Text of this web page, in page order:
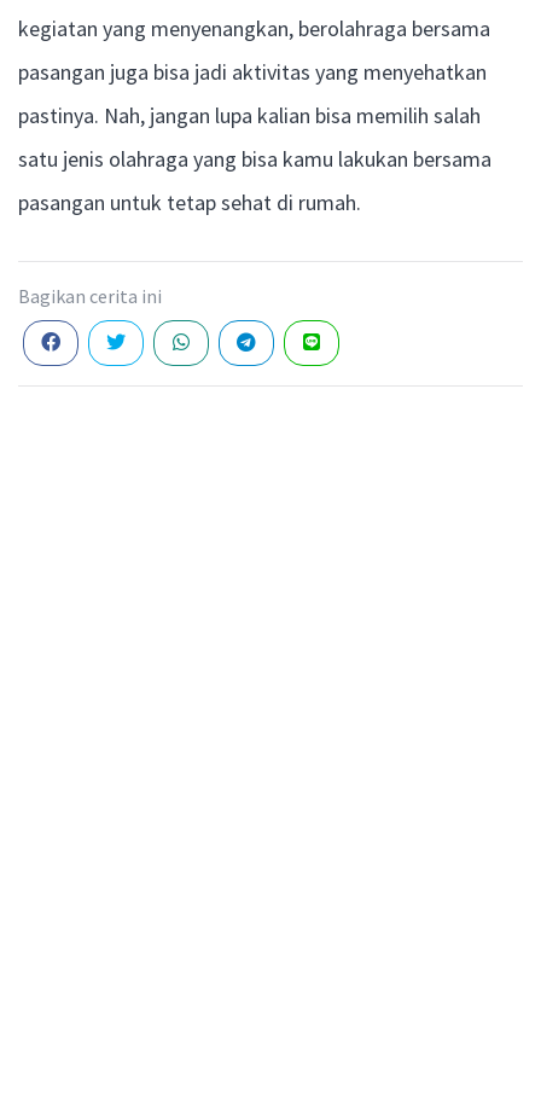
kegiatan yang menyenangkan, berolahraga bersama
pasangan juga bisa jadi aktivitas yang menyehatkan
pastinya. Nah, jangan lupa kalian bisa memilih salah
satu jenis olahraga yang bisa kamu lakukan bersama
pasangan untuk tetap sehat di rumah.
Bagikan cerita ini